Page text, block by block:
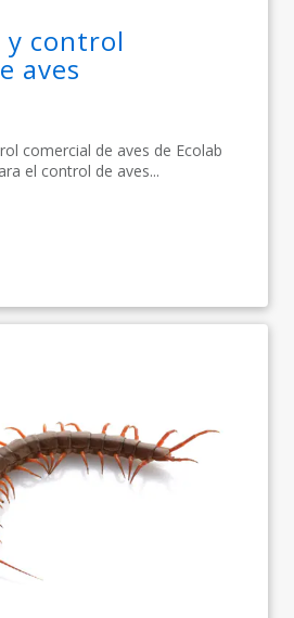
y control
aves
comercial de aves de Ecolab
el control de aves...